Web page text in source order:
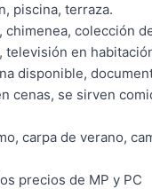
piscina, terraza.
colección
televisión en
disponible,
cenas, se sirven
carpa de verano,
precios de MP y PC